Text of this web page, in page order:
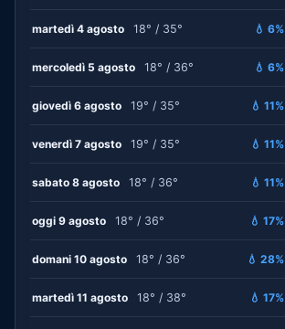
martedì 4 agosto 18° / 35° 💧 6%
mercoledì 5 agosto 18° / 36° 💧 6%
giovedì 6 agosto 19° / 35° 💧 11%
venerdì 7 agosto 19° / 35° 💧 11%
sabato 8 agosto 18° / 36° 💧 11%
oggi 9 agosto 18° / 36° 💧 17%
domani 10 agosto 18° / 36° 💧 28%
martedì 11 agosto 18° / 38° 💧 17%